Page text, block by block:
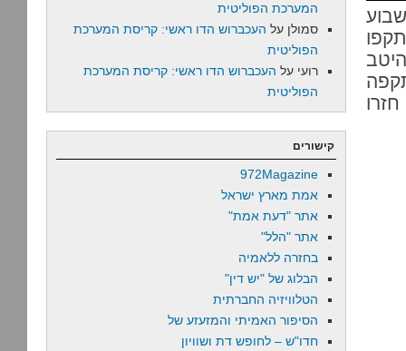
המערכת הפוליטית
סמולן על העכברוש הדו ראשי: קריסת המערכת
הפוליטית
רועי על העכברוש הדו ראשי: קריסת המערכת
הפוליטית
קישורים
972Magazine
אמת מארץ ישראל
אתר "דעת אמת"
אתר "הלל"
בחזרה ללאמיה
הבלוג של "יש דין"
הטלוויזיה החברתית
הסיפור האמיתי והמזעזע של
חדו"ש – לחופש דת ושוויון